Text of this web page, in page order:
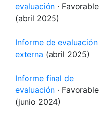
evaluación · Favorable
(abril 2025)
Informe de evaluación
externa (abril 2025)
Informe final de
evaluación · Favorable
(junio 2024)